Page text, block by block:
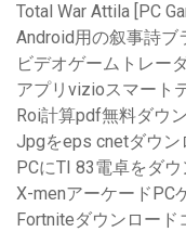
Total War Attila [PC
Android用の叙事詩ブ
ビデオゲームトレー
アプリvizioスマート
Roi計算pdf無料ダウ
Jpgをeps cnetダウン
PCにTI 83電卓をダ
X-menアーケードPC
Fortniteダウンロー